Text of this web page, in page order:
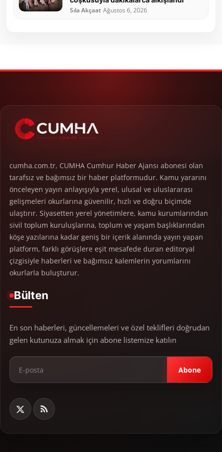
Sıla Akçaat Ağustos 6, 2026
cumha.com.tr, CUMHA Cumhur Haber Ajansı abonesi olan
tarafsız ve bağımsız bir haber platformudur. Kamu yararını
önceleyen yayın anlayışıyla yerel, ulusal ve uluslararası
gelişmeleri okurlarına güvenilir, hızlı ve doğru biçimde
ulaştırır. Siyasetten yerel yönetimlere, kamu kurumlarından
sivil toplum kuruluşlarına, toplum ve yaşam başlıklarından
köşe yazılarına kadar geniş bir içerik alanında yayın yapan
platform, farklı görüşlere eşit mesafede duran editoryal
çizgisiyle haberleri ve bağımsız kalemlerin yorumlarını
okurlarla buluşturur.
Bülten
En son haberleri, güncellemeleri ve özel teklifleri doğrudan
gelen kutunuza almak için abone listemize katılın
Abone